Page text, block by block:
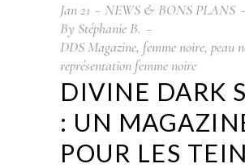
Jan21
NEWS & BONS PLANS
By Stéphanie B.
DDS Magazine, femme noire, peau
représentation femme noire
DIVINE DARK
: UN
POUR LES